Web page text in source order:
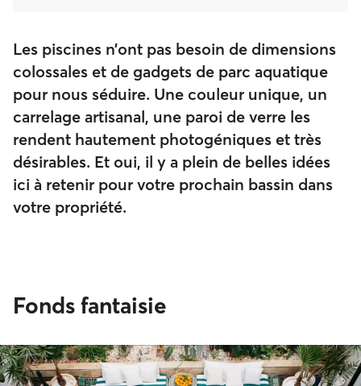
Les piscines n’ont pas besoin de dimensions
colossales et de gadgets de parc aquatique
pour nous séduire. Une couleur unique, un
carrelage artisanal, une paroi de verre les
rendent hautement photogéniques et très
désirables. Et oui, il y a plein de belles idées
ici à retenir pour votre prochain bassin dans
votre propriété.
Fonds fantaisie